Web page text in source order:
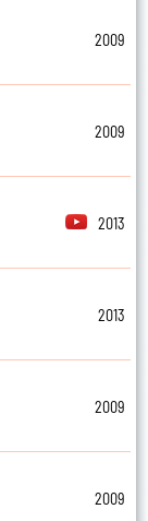
2009
2009
2013
2013
2009
2009